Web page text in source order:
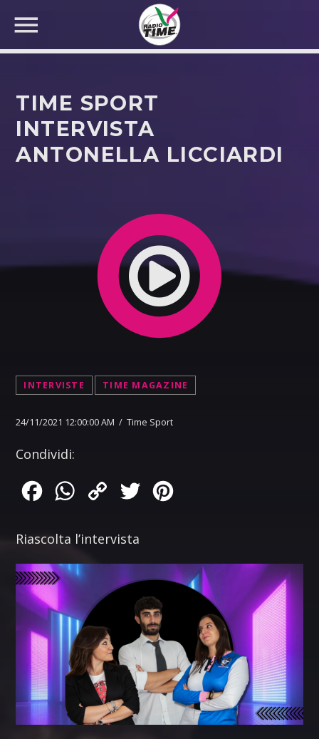
CERCA NEL SITO WEB:
TIME SPORT
INTERVISTA
ANTONELLA LICCIARDI
INTERVISTE TIME MAGAZINE
24/11/2021 12:00:00 AM / Time Sport
Condividi:
FacebookWhatsApp
Copy
Twitter
Riascolta l’intervista